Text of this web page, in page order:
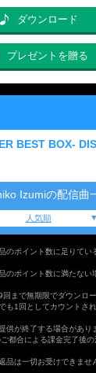
ダウンロード
プレゼントを贈る
BEST BOX-
Izumiの配信曲
人気順
ポイント数に足りてい
ポイント数に満たない
まで無期限でダウンロー
1回としてカウントさ
が終了する場合があり
都合による課金完了後
は一切お受けできませ